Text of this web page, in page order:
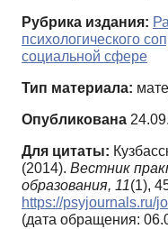
Рубрика издания:
психологического
социальной сфере
Тип материала:
Опубликована
Для цитаты:
(2014). Вестник
образования, 11(1),
https://psyjournals.ru/
(дата обращения: